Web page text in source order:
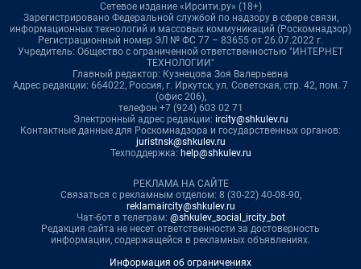
Сетевое издание «Ирсити.ру» (18+)
Зарегистрировано Федеральной службой по надзору в сфере связи,
информационных технологий и массовых коммуникаций (Роскомнадзор)
Регистрационный номер ЭЛ № ФС 77 – 83655 от 26.07.2022 г.
Учредитель: Общество с ограниченной ответственностью "ИНТЕРНЕТ
ТЕХНОЛОГИИ"
Главный редактор: Кузнецова Зоя Валерьевна
Адрес редакции: 664022, Россия, г. Иркутск, ул. Советская, стр. 42, пом. 7
(офис 206),
телефон +7 (924) 603 02 71
Электронный адрес редакции: ircity@shkulev.ru
Контактные данные для Роскомнадзора и государственных органов:
juristnsk@shkulev.ru
Техподдержка: help@shkulev.ru
РЕКЛАМА НА САЙТЕ
Связаться с рекламным отделом: 8 (30-22) 40-08-90,
reklamaircity@shkulev.ru
Чат-бот в телеграм: @shkulev_social_ircity_bot
Редакция сайта не несет ответственности за достоверность
информации, содержащейся в рекламных объявлениях.
Информация об ограничениях